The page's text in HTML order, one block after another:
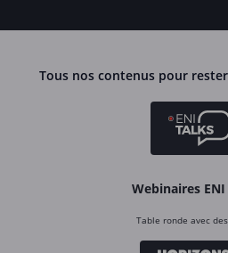
Tous nos contenus pour
Webinaires ENI
Table ronde avec